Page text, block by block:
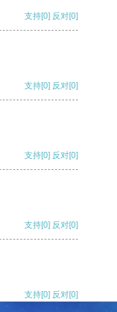
支持[0] 反对[0]
支持[0] 反对[0]
支持[0] 反对[0]
支持[0] 反对[0]
支持[0] 反对[0]